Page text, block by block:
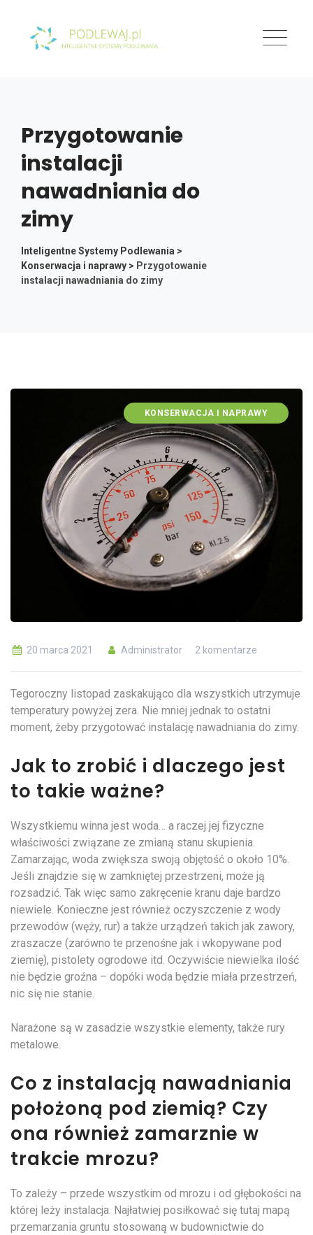
content
Przygotowanie
instalacji
nawadniania do
zimy
Inteligentne Systemy Podlewania >
Konserwacja i naprawy > Przygotowanie
instalacji nawadniania do zimy
KONSERWACJA I NAPRAWY
20 marca 2021 Administrator 2 komentarze
Tegoroczny listopad zaskakująco dla wszystkich utrzymuje
temperatury powyżej zera. Nie mniej jednak to ostatni
moment, żeby przygotować instalację nawadniania do zimy.
Jak to zrobić i dlaczego jest
to takie ważne?
Wszystkiemu winna jest woda… a raczej jej fizyczne
właściwości związane ze zmianą stanu skupienia.
Zamarzając, woda zwiększa swoją objętość o około 10%.
Jeśli znajdzie się w zamkniętej przestrzeni, może ją
rozsadzić. Tak więc samo zakręcenie kranu daje bardzo
niewiele. Konieczne jest również oczyszczenie z wody
przewodów (węży, rur) a także urządzeń takich jak zawory,
zraszacze (zarówno te przenośne jak i wkopywane pod
ziemię), pistolety ogrodowe itd. Oczywiście niewielka ilość
nie będzie groźna – dopóki woda będzie miała przestrzeń,
nic się nie stanie.
Narażone są w zasadzie wszystkie elementy, także rury
metalowe.
Co z instalacją nawadniania
położoną pod ziemią? Czy
ona również zamarznie w
trakcie mrozu?
To zależy – przede wszystkim od mrozu i od głębokości na
której leży instalacja. Najłatwiej posiłkować się tutaj mapą
przemarzania gruntu stosowaną w budownictwie do